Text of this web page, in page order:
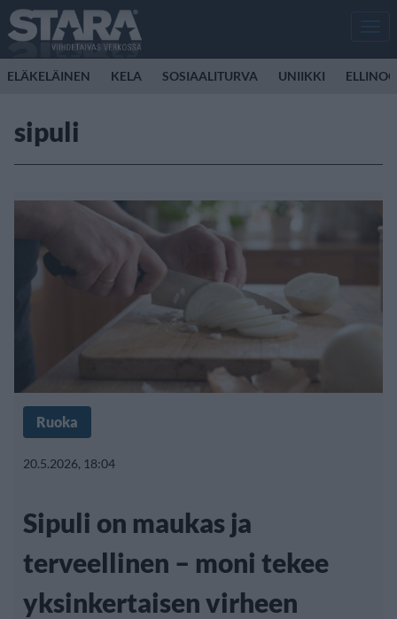
ELÄKELÄINEN KELA SOSIAALITURVA UNIIKKI
sipuli
Ruoka
20.5.2026, 18:04
Sipuli on maukas ja
terveellinen – moni tekee
yksinkertaisen virheen